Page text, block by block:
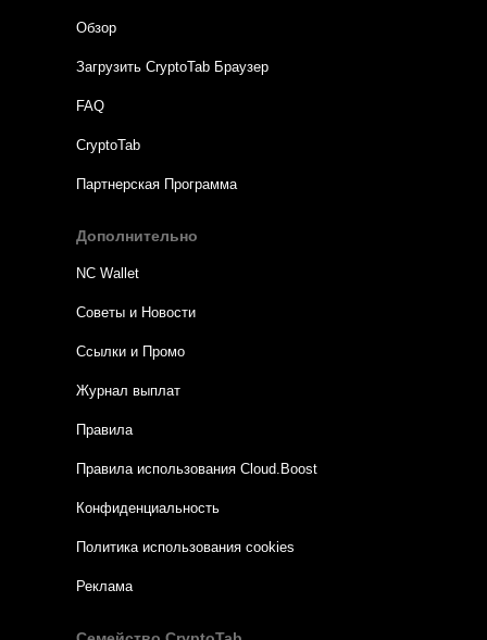
Обзор
Загрузить CryptoTab Браузер
FAQ
CryptoTab
Партнерская Программа
Дополнительно
NC Wallet
Советы и Новости
Ссылки и Промо
Журнал выплат
Правила
Правила использования Cloud.Boost
Конфиденциальность
Политика использования cookies
Реклама